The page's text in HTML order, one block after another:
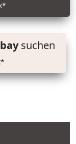
suchen